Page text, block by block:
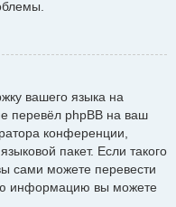
вашего языка на
перевёл phpBB на ваш
конференции,
пакет. Если такого
сами можете перевести
информацию вы можете